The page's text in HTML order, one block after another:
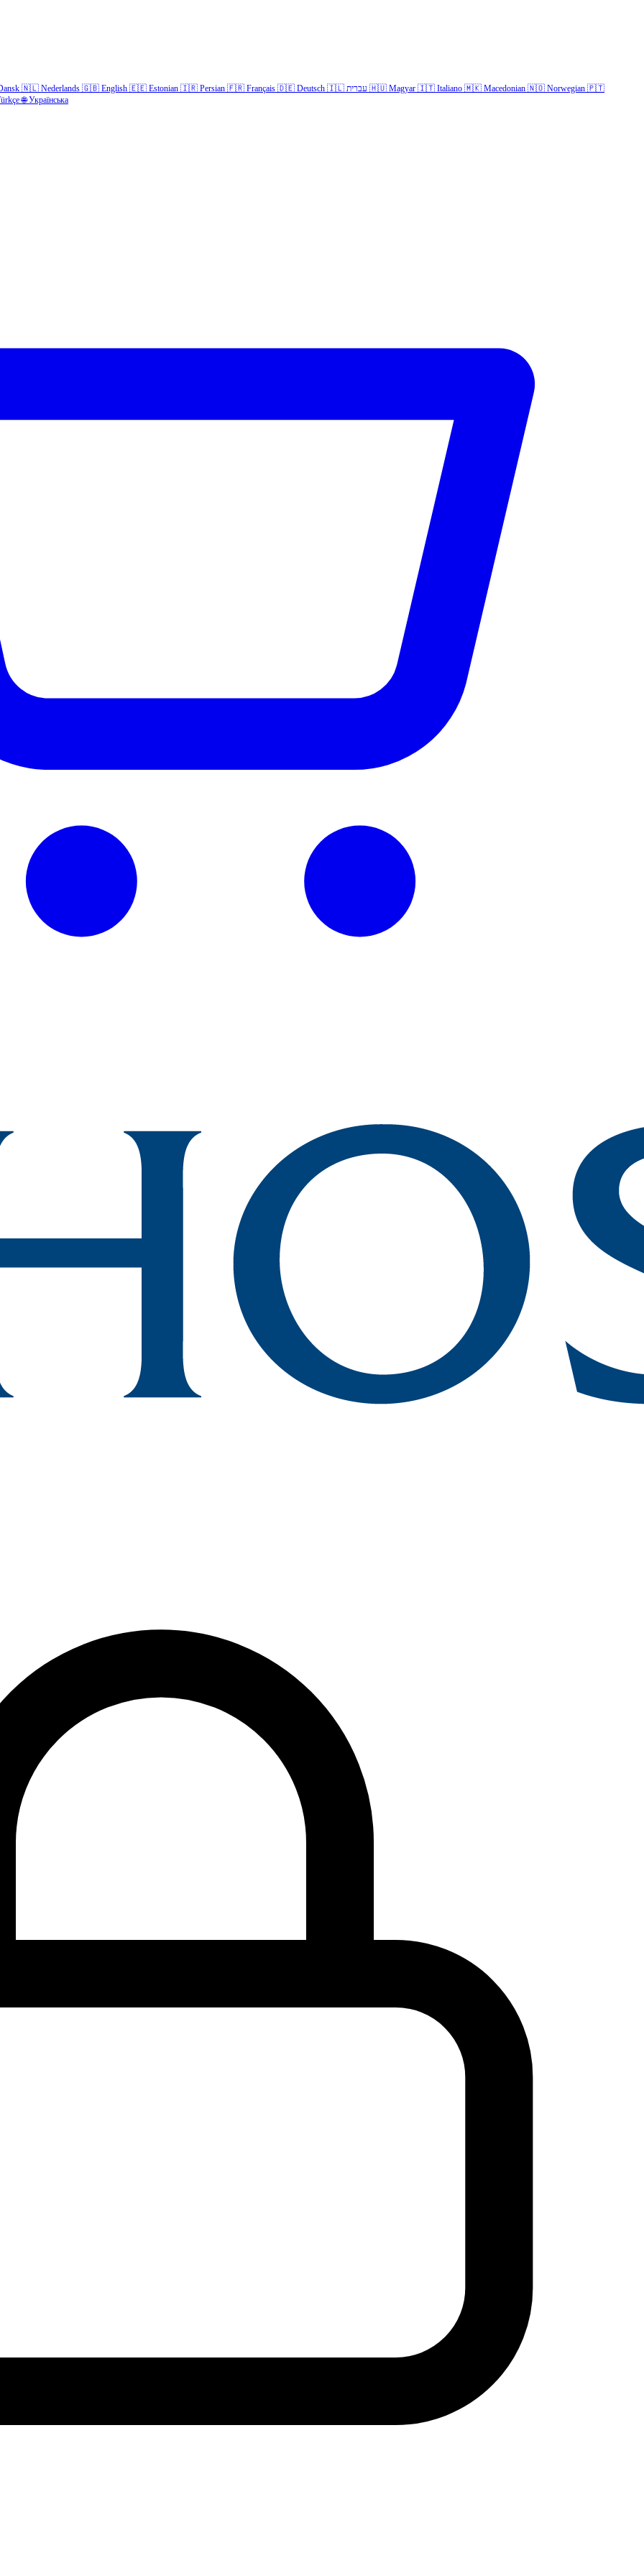
🇳🇱 Nederlands 🇬🇧 English 🇪🇪 Estonian 🇮🇷 Persian 🇫🇷 Français 🇩🇪 Deutsch 🇮🇱 עברית 🇭🇺 Magyar 🇮🇹 Italiano 🇲🇰 Macedonian 🇳🇴 Norwegian 🇵🇹
🌐 Українська